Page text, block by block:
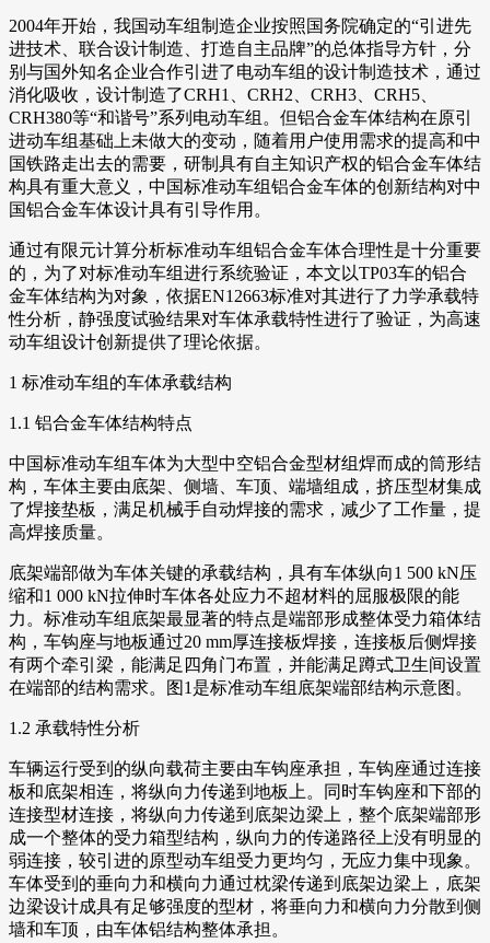
2004年开始，我国动车组制造企业按照国务院确定的“引进先
进技术、联合设计制造、打造自主品牌”的总体指导方针，分
别与国外知名企业合作引进了电动车组的设计制造技术，通过
消化吸收，设计制造了CRH1、CRH2、CRH3、CRH5、
CRH380等“和谐号”系列电动车组。但铝合金车体结构在原引
进动车组基础上未做大的变动，随着用户使用需求的提高和中
国铁路走出去的需要，研制具有自主知识产权的铝合金车体结
构具有重大意义，中国标准动车组铝合金车体的创新结构对中
国铝合金车体设计具有引导作用。
通过有限元计算分析标准动车组铝合金车体合理性是十分重要
的，为了对标准动车组进行系统验证，本文以TP03车的铝合
金车体结构为对象，依据EN12663标准对其进行了力学承载特
性分析，静强度试验结果对车体承载特性进行了验证，为高速
动车组设计创新提供了理论依据。
1 标准动车组的车体承载结构
1.1 铝合金车体结构特点
中国标准动车组车体为大型中空铝合金型材组焊而成的筒形结
构，车体主要由底架、侧墙、车顶、端墙组成，挤压型材集成
了焊接垫板，满足机械手自动焊接的需求，减少了工作量，提
高焊接质量。
底架端部做为车体关键的承载结构，具有车体纵向1 500 kN压
缩和1 000 kN拉伸时车体各处应力不超材料的屈服极限的能
力。标准动车组底架最显著的特点是端部形成整体受力箱体结
构，车钩座与地板通过20 mm厚连接板焊接，连接板后侧焊接
有两个牵引梁，能满足四角门布置，并能满足蹲式卫生间设置
在端部的结构需求。图1是标准动车组底架端部结构示意图。
1.2 承载特性分析
车辆运行受到的纵向载荷主要由车钩座承担，车钩座通过连接
板和底架相连，将纵向力传递到地板上。同时车钩座和下部的
连接型材连接，将纵向力传递到底架边梁上，整个底架端部形
成一个整体的受力箱型结构，纵向力的传递路径上没有明显的
弱连接，较引进的原型动车组受力更均匀，无应力集中现象。
车体受到的垂向力和横向力通过枕梁传递到底架边梁上，底架
边梁设计成具有足够强度的型材，将垂向力和横向力分散到侧
墙和车顶，由车体铝结构整体承担。